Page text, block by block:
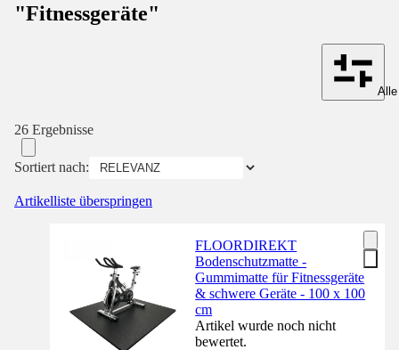
"Fitnessgeräte"
26 Ergebnisse
Sortiert nach:
Artikelliste überspringen
FLOORDIREKT
Bodenschutzmatte -
Gummimatte für Fitnessgeräte
& schwere Geräte - 100 x 100
cm
Artikel wurde noch nicht
bewertet.